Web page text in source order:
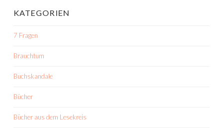
KATEGORIEN
7 Fragen
Brauchtum
Buchskandale
Bücher
Bücher aus dem Lesekreis